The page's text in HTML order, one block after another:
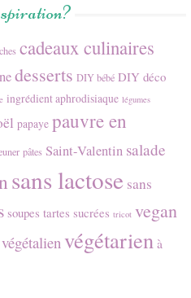
cadeaux culinaires
desserts DIY bébé DIY déco
ingrédient aphrodisiaque légumes
papaye pauvre en
pâtes Saint-Valentin salade
sans lactose sans
soupes tartes sucrées tricot vegan
végétalien végétarien à